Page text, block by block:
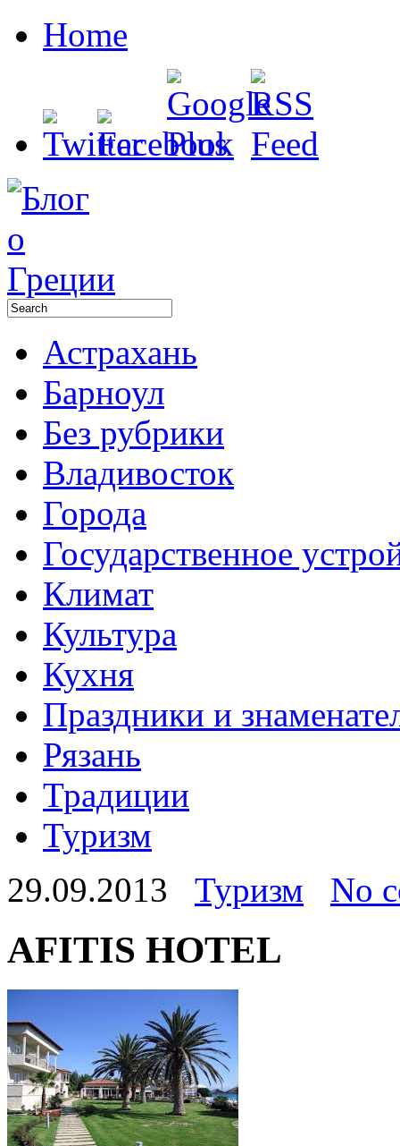
Home
Астрахань
Барноул
Без рубрики
Владивосток
Города
Государственное
Климат
Культура
Кухня
Праздники и
Рязань
Традиции
Туризм
29.09.2013
Туризм No
AFITIS HOTEL